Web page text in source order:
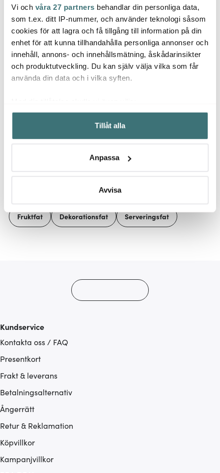
Vi och våra 27 partners behandlar din personliga data,
som t.ex. ditt IP-nummer, och använder teknologi såsom
cookies för att lagra och få tillgång till information på din
enhet för att kunna tillhandahålla personliga annonser och
innehåll, annons- och innehållsmätning, åskådarinsikter
och produktutveckling. Du kan själv välja vilka som får
använda din data och i vilka syften.
Samla in information om din geografiska plats som
kan ha en noggrannhet på upp till flera meter
Identifiera din enhet genom att aktivt skanna den för
Ta reda på mer om hur dina personliga uppgifter
Du kan ändra eller dra tillbaka ditt samtycke när som
Vi använder cookies för att innehållet och annonserna
Tillåt alla
Anpassa
Avvisa
Vondels
Classic Cups mugg 25
cl TEAM NO SLEEP
beige
195 kr
Få i lager
Vondels
Summer Party duk
260×140 cm Cocktails
warm beige
1079 kr
Få i lager
cm
195
Låt dig inspireras av våra kunder
Fruktfat Dekorationsfat Serveringsfat
Kundservice
Kontakta oss / FAQ
Presentkort
Frakt & leverans
Betalningsalternativ
Ångerrätt
Retur & Reklamation
Köpvillkor
Kampanjvillkor